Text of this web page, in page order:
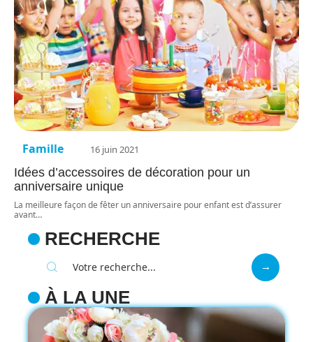
Famille 16 juin 2021
Idées d’accessoires de décoration pour un
anniversaire unique
La meilleure façon de fêter un anniversaire pour enfant est d’assurer
avant…
RECHERCHE
À LA UNE